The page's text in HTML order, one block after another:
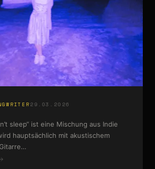
29.03.2026
sleep“ ist eine Mischung aus Indie
hauptsächlich mit akustischem